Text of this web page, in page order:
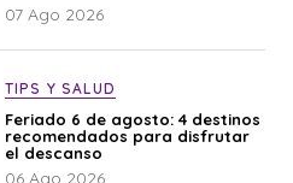
07 Ago 2026
TIPS Y SALUD
Feriado 6 de agosto: 4 destinos
recomendados para disfrutar
el descanso
06 Ago 2026